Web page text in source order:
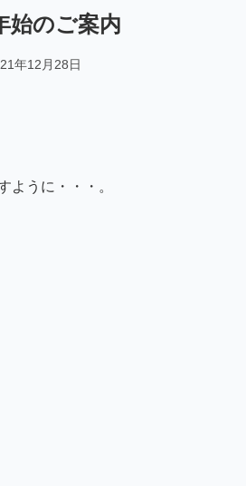
始のご案内
年12月28日
ように・・・。